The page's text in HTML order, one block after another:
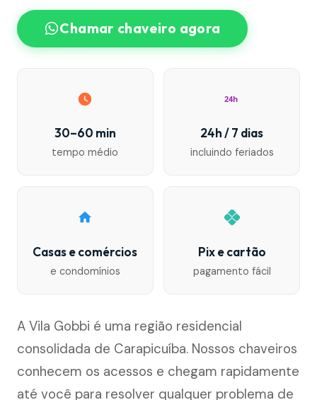
Chamar chaveiro agora
30–60 min
tempo médio
24h
24h / 7 dias
incluindo feriados
Casas e comércios
e condomínios
Pix e cartão
pagamento fácil
A Vila Gobbi é uma região residencial
consolidada de Carapicuíba. Nossos chaveiros
conhecem os acessos e chegam rapidamente
até você para resolver qualquer problema de